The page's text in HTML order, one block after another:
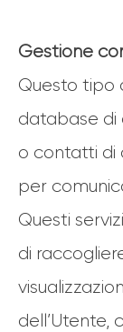
Gestione
Questo tipo
database di
o contatti di
per
Questi
di
dell’Utente,